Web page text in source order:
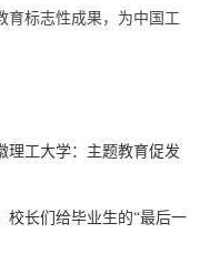
育标志性成果，为中国工
理工大学：主题教育促发
校长们给毕业生的“最后一